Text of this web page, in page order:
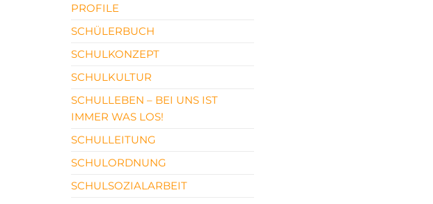
PROFILE
SCHÜLERBUCH
SCHULKONZEPT
SCHULKULTUR
SCHULLEBEN – BEI UNS IST
IMMER WAS LOS!
SCHULLEITUNG
SCHULORDNUNG
SCHULSOZIALARBEIT